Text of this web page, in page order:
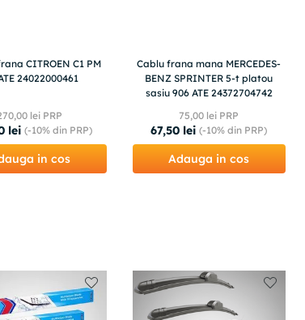
CITROEN C1 PM
24022000461
,00 lei PRP
lei (-10% din PRP)
in cos
Cablu frana mana MERCEDES-
BENZ SPRINTER 5-t platou
sasiu 906 ATE 24372704742
75,00 lei PRP
67,50 lei (-10% din PRP)
Adauga in cos